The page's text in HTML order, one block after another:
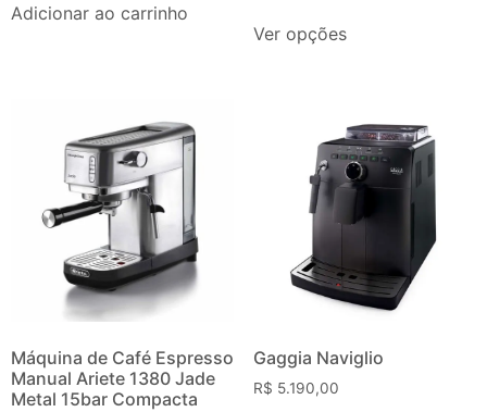
Adicionar ao carrinho
Ver opções
Máquina de Café Espresso
Manual Ariete 1380 Jade
Metal 15bar Compacta
Gaggia Naviglio
R$ 5.190,00